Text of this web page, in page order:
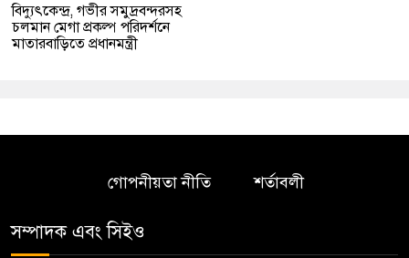
বিদ্যুৎকেন্দ্র, গভীর সমুদ্রবন্দরসহ
চলমান মেগা প্রকল্প পরিদর্শনে
মাতারবাড়িতে প্রধানমন্ত্রী
গোপনীয়তা নীতি শর্তাবলী
সম্পাদক এবং সিইও